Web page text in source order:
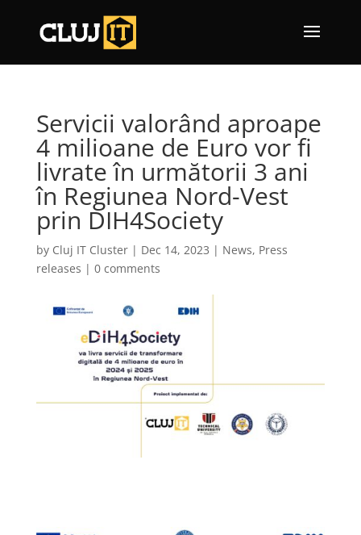
Servicii valorând aproape
4 milioane de Euro vor fi
livrate în următorii 3 ani
în Regiunea Nord-Vest
prin DIH4Society
by Cluj IT Cluster| Dec 14, 2023 | News, Press
releases | 0 comments